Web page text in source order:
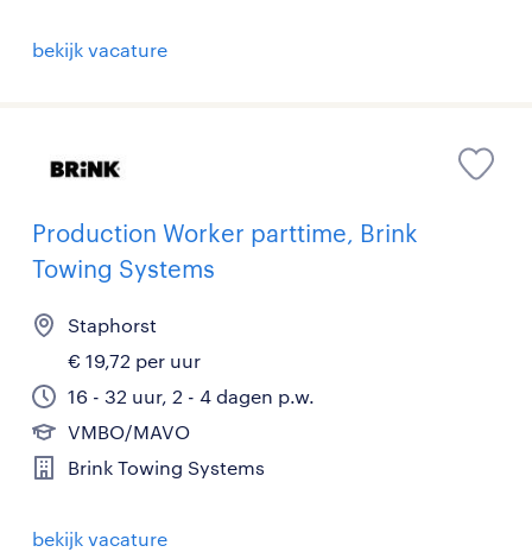
bekijk vacature
Production Worker parttime, Brink
Towing Systems
Staphorst
€ 19,72 per uur
16 - 32 uur, 2 - 4 dagen p.w.
VMBO/MAVO
Brink Towing Systems
bekijk vacature